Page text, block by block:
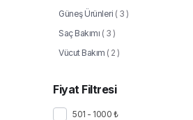
Güneş Ürünleri ( 3 )
Saç Bakımı ( 3 )
Vücut Bakım ( 2 )
Fiyat Filtresi
501 - 1000 ₺